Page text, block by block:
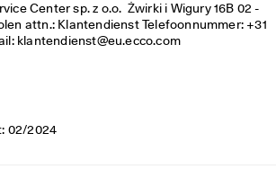
Center sp. z o.o.  Żwirki i Wigury 16B 02 -
attn.: Klantendienst Telefoonnummer: +31
klantendienst@eu.ecco.com
02/2024